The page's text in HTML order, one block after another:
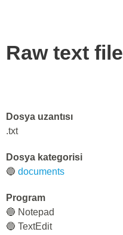
Raw text file
Dosya uzantısı
.txt
Dosya kategorisi
🔵 documents
Program
🔵 Notepad
🔵 TextEdit